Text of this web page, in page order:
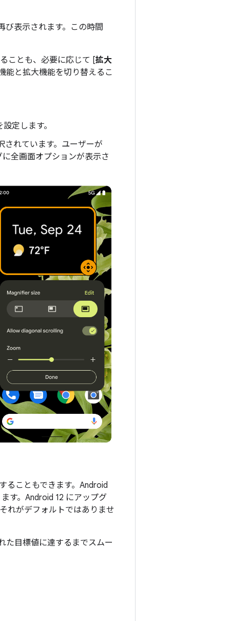
び表示されます。この時間
ことも、必要に応じて [拡大
能と拡大機能を切り替えるこ
設定します。
されています。ユーザーが
全画面オプションが表示さ
ることもできます。Android
す。Android 12 にアップグ
れがデフォルトではありませ
た目標値に達するまでスムー